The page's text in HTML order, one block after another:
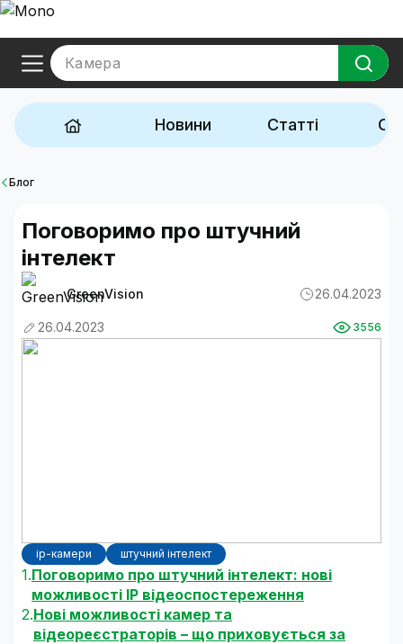
Камера
Новини Статті
Блог
Поговоримо про штучний
інтелект
GreenVision 26.04.2023
26.04.2023 3556
ip-камери штучний інтелект
Поговоримо про штучний інтелект: нові
можливості IP відеоспостереження
Нові можливості камер та
відеореєстраторів – що приховується за